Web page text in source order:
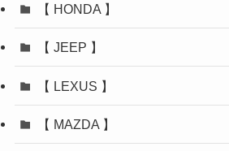
【 HONDA 】
【 JEEP 】
【 LEXUS 】
【 MAZDA 】